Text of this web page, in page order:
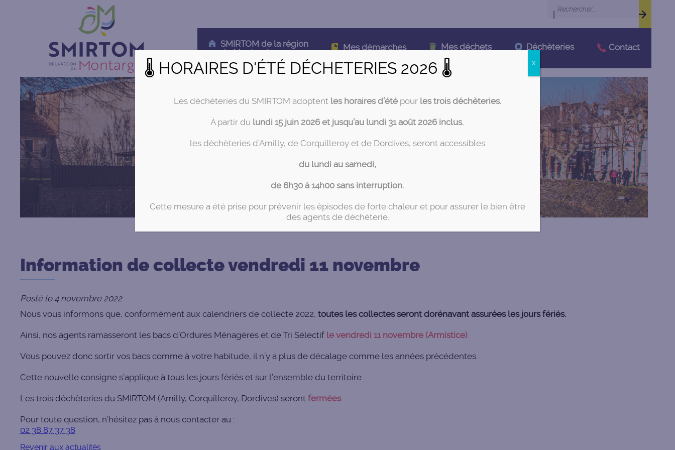
|
SMIRTOM de la région
de Montargis
Mes démarches Mes déchets Déchèteries Contact
Actualités
Information de collecte vendredi 11 novembre
Posté le 4 novembre 2022
Nous vous informons que, conformément aux calendriers de collecte 2022, toutes les collectes seront dorénavant assurées les jours fériés.
Ainsi, nos agents ramasseront les bacs d’Ordures Ménagères et de Tri Sélectif le vendredi 11 novembre (Armistice).
Vous pouvez donc sortir vos bacs comme à votre habitude, il n’y a plus de décalage comme les années précédentes.
Cette nouvelle consigne s’applique à tous les jours fériés et sur l’ensemble du territoire.
Les trois déchèteries du SMIRTOM (Amilly, Corquilleroy, Dordives) seront fermées.
Pour toute question, n’hésitez pas à nous contacter au :
02 38 87 37 38
Revenir aux actualités
🌡 HORAIRES D'ÉTÉ DÉCHETERIES 2026 🌡
Les déchèteries du SMIRTOM adoptent les horaires d’été pour les trois déchèteries.
À partir du lundi 15 juin 2026 et jusqu’au lundi 31 août 2026 inclus,
les déchèteries d’Amilly, de Corquilleroy et de Dordives, seront accessibles
du lundi au samedi,
de 6h30 à 14h00 sans interruption.
Cette mesure a été prise pour prévenir les épisodes de forte chaleur et pour assurer le bien être
des agents de déchèterie.
X